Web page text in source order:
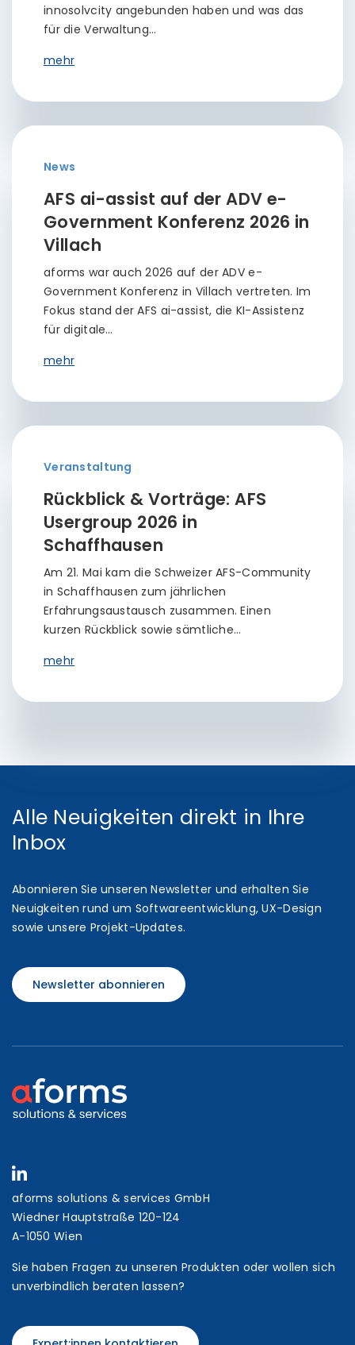
innosolvcity angebunden haben und was das
für die Verwaltung…
mehr
News
AFS ai-assist auf der ADV e-
Government Konferenz 2026 in
Villach
aforms war auch 2026 auf der ADV e-
Government Konferenz in Villach vertreten. Im
Fokus stand der AFS ai-assist, die KI-Assistenz
für digitale…
mehr
Veranstaltung
Rückblick & Vorträge: AFS
Usergroup 2026 in
Schaffhausen
Am 21. Mai kam die Schweizer AFS-Community
in Schaffhausen zum jährlichen
Erfahrungsaustausch zusammen. Einen
kurzen Rückblick sowie sämtliche…
mehr
Alle Neuigkeiten direkt in Ihre
Inbox
Abonnieren Sie unseren Newsletter und erhalten Sie
Neuigkeiten rund um Softwareentwicklung, UX-Design
sowie unsere Projekt-Updates.
Newsletter abonnieren
aforms solutions & services GmbH
Wiedner Hauptstraße 120-124
A-1050 Wien
Sie haben Fragen zu unseren Produkten oder wollen sich
unverbindlich beraten lassen?